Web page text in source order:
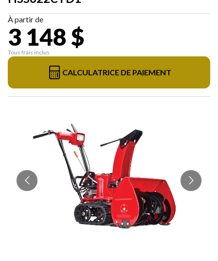
À partir de
3 148 $
Tous frais inclus
CALCULATRICE DE PAIEMENT